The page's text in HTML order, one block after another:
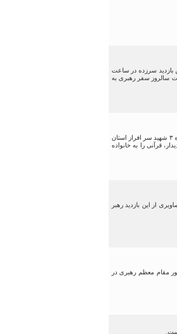
داشتند. این بازدید سرزده در ساعت
به مناسبت سالروز سفر رهبری به
مقام معظم رهبری در سفر سال ۱۳۸۰ به استان گیلان، مطابق روال همیشگی شان که به منزل شهیدان شاخص استانها سر می زدند؛ در این سفر، خانواده ۳ شهید سر افراز استان
قرآنی را به خانواده
اولین بار تصاویری از این بازدید رهبر
مقام معظم رهبری در